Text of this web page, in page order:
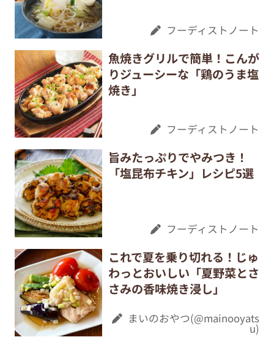
フーディストノート
魚焼きグリルで簡単！こんが
りジューシーな「鶏のうま塩
焼き」
フーディストノート
旨みたっぷりでやみつき！
「塩昆布チキン」レシピ5選
フーディストノート
これで夏を乗り切れる！じゅ
わっとおいしい「夏野菜とさ
さみの香味焼き浸し」
まいのおやつ(@mainooyats
u)